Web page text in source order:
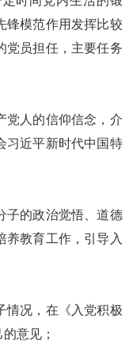
锋模范作用发挥比较
党员担任，主要任务
党人的信仰信念，介
习近平新时代中国特
子的政治觉悟、道德
养教育工作，引导入
情况，在《入党积极
意见；